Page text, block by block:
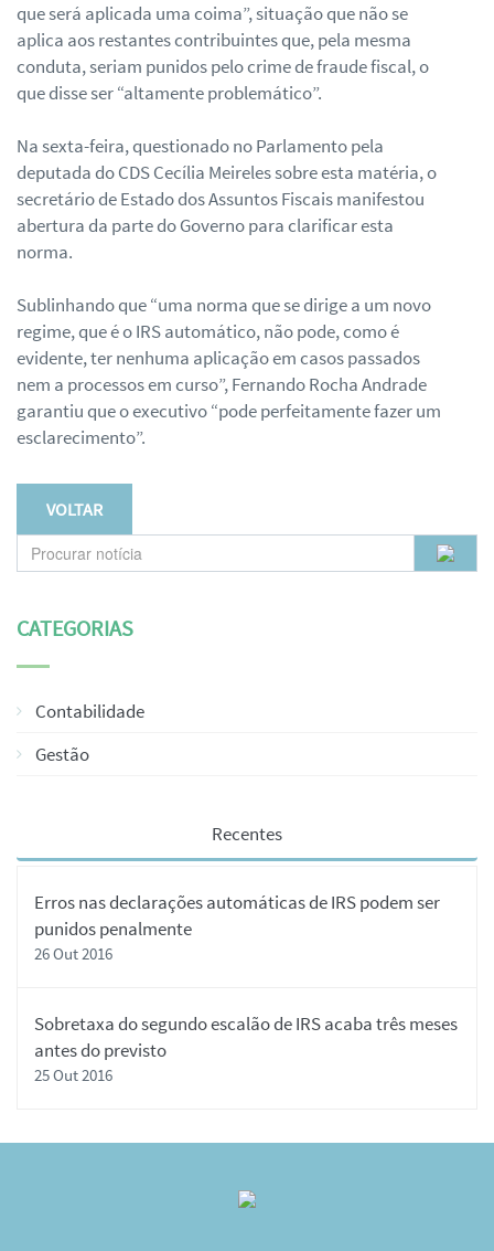
que será aplicada uma coima”, situação que não se
aplica aos restantes contribuintes que, pela mesma
conduta, seriam punidos pelo crime de fraude fiscal, o
que disse ser “altamente problemático”.
Na sexta-feira, questionado no Parlamento pela
deputada do CDS Cecília Meireles sobre esta matéria, o
secretário de Estado dos Assuntos Fiscais manifestou
abertura da parte do Governo para clarificar esta
norma.
Sublinhando que “uma norma que se dirige a um novo
regime, que é o IRS automático, não pode, como é
evidente, ter nenhuma aplicação em casos passados
nem a processos em curso”, Fernando Rocha Andrade
garantiu que o executivo “pode perfeitamente fazer um
esclarecimento”.
VOLTAR
CATEGORIAS
Contabilidade
Gestão
Recentes
Erros nas declarações automáticas de IRS podem ser
punidos penalmente
26 Out 2016
Sobretaxa do segundo escalão de IRS acaba três meses
antes do previsto
25 Out 2016